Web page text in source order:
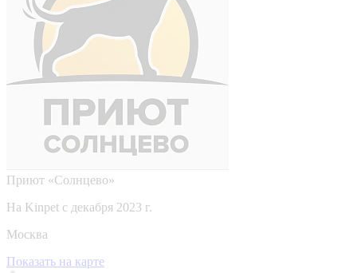
Приют «Солнцево»
На Kinpet c декабря 2023 г.
Москва
Показать на карте